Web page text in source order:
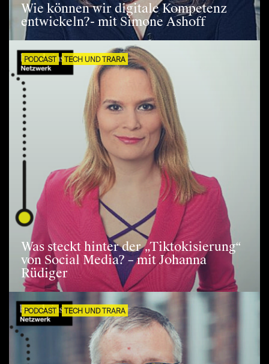
Wie können wir digitale Kompetenz
entwickeln?- mit Simone Ashoff
PODCAST TECH UND TRARA
Was steckt hinter der „Tiktokisierung“
von Social Media? – mit Johanna
Rüdiger
PODCAST TECH UND TRARA